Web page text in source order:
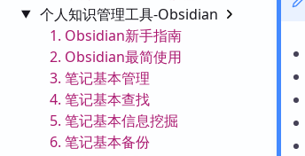
个人知识管理工具-Obsidian
1. Obsidian新手指南
2. Obsidian最简使用
3. 笔记基本管理
4. 笔记基本查找
5. 笔记基本信息挖掘
6. 笔记基本备份